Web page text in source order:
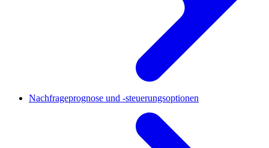
Nachfrageprognose und -steuerungsoptionen